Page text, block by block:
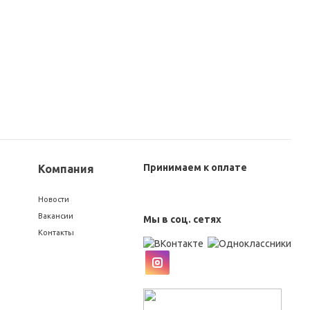
Компания
Новости
Вакансии
Контакты
Принимаем к оплате
Мы в соц. сетях